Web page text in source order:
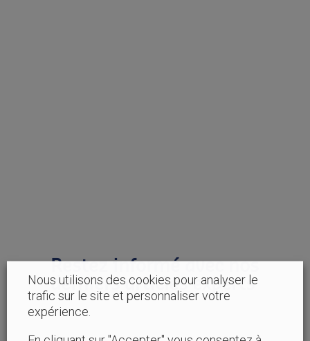
Restez informé avec nos
derniers articles experts
Nous utilisons des cookies pour analyser le
trafic sur le site et personnaliser votre
expérience.